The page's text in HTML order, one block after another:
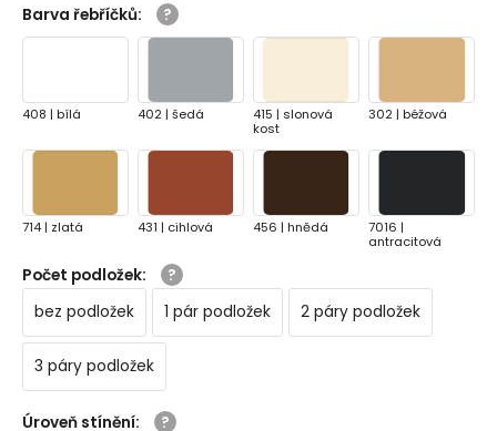
456 | tmavě
457 | tmavě
hnedá metalíza
metalíza
matná
matná
matná
šedá - mražená
kost - mražená
mražená
šedá - mražená
kost
2712 | hnědá /
2710 | zlatá /
Barva řebříčků:
408 | bílá 402 | šedá
415 | slonová
kost
302 | béžová
714 | zlatá 431 | cihlová 456 | hnědá
7016 |
antracitová
Počet podložek:
bez podložek
1 pár podložek 2 páry podložek
3 páry podložek
Úroveň stínění: